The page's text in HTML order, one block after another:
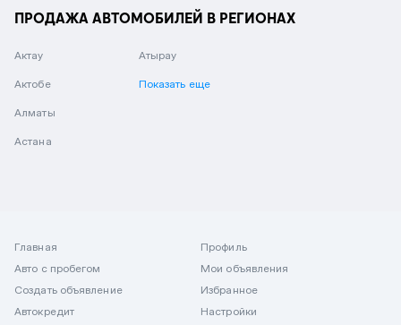
ПРОДАЖА АВТОМОБИЛЕЙ В РЕГИОНАХ
Актау
Актобе
Алматы
Астана
Атырау
Показать еще
Главная
Авто с пробегом
Создать объявление
Автокредит
Профиль
Мои объявления
Избранное
Настройки